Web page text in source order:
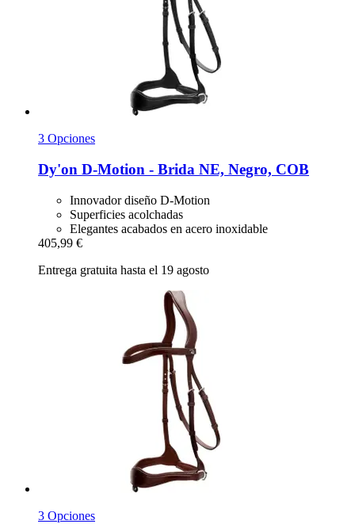
3 Opciones
Dy'on D-​Motion -​ Brida NE, Negro, COB
Innovador diseño D-Motion
Superficies acolchadas
Elegantes acabados en acero inoxidable
405,99 €
Entrega gratuita hasta el 19 agosto
3 Opciones